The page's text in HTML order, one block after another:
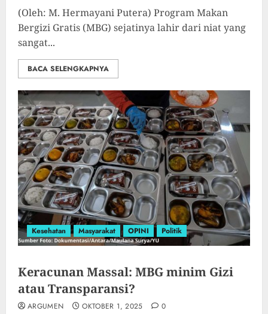
(Oleh: M. Hermayani Putera) Program Makan
Bergizi Gratis (MBG) sejatinya lahir dari niat yang
sangat...
BACA SELENGKAPNYA
Kesehatan Masyarakat OPINI Politik
Keracunan Massal: MBG minim Gizi
atau Transparansi?
ARGUMEN OKTOBER 1, 2025 0